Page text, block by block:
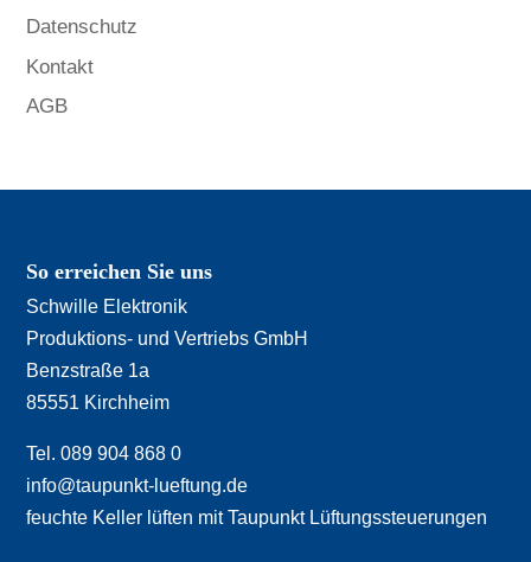
Datenschutz
Kontakt
AGB
So erreichen Sie uns
Schwille Elektronik
Produktions- und Vertriebs GmbH
Benzstraße 1a
85551 Kirchheim
Tel. 089 904 868 0
info@taupunkt-lueftung.de
feuchte Keller lüften mit Taupunkt Lüftungssteuerungen